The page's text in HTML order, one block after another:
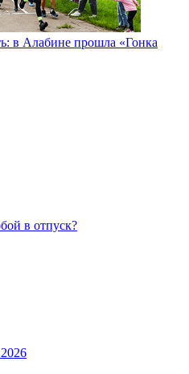
в Алабине прошла «Гонка
в отпуск?